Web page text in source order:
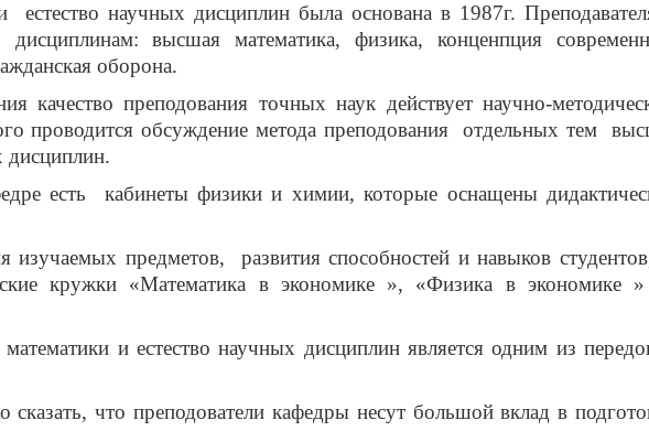
естество научных дисциплин была основана в 1987г.
высшая математика, физика, конценпция
оборона.
качество преподования точных наук действует научно-
проводится обсуждение метода преподования отдельных тем
дисциплин.
есть
кабинеты физики и химии, которые оснащены
изучаемых предметов,
развития способностей и навыков
кружки «Математика в экономике », «Физика в экономике »
и естество научных дисциплин является одним из
что преподователи кафедры несут большой вклад в